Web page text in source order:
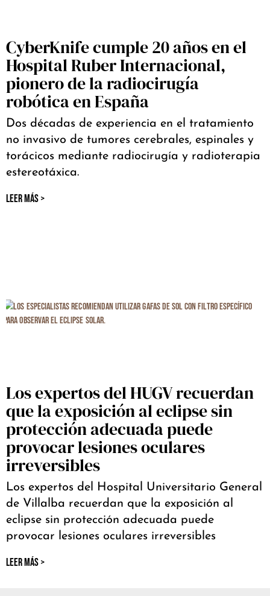
CyberKnife cumple 20 años en el
Hospital Ruber Internacional,
pionero de la radiocirugía
robótica en España
Dos décadas de experiencia en el tratamiento
no invasivo de tumores cerebrales, espinales y
torácicos mediante radiocirugía y radioterapia
estereotáxica.
LEER MÁS >
Los expertos del HUGV recuerdan
que la exposición al eclipse sin
protección adecuada puede
provocar lesiones oculares
irreversibles
Los expertos del Hospital Universitario General
de Villalba recuerdan que la exposición al
eclipse sin protección adecuada puede
provocar lesiones oculares irreversibles
LEER MÁS >